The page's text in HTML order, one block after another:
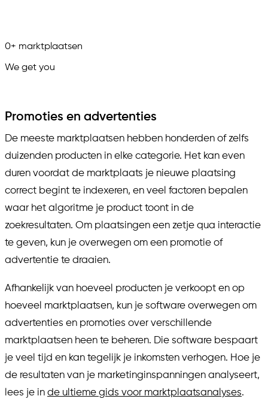
0+ marktplaatsen
We get you
Promoties en advertenties
De meeste marktplaatsen hebben honderden of zelfs
duizenden producten in elke categorie. Het kan even
duren voordat de marktplaats je nieuwe plaatsing
correct begint te indexeren, en veel factoren bepalen
waar het algoritme je product toont in de
zoekresultaten. Om plaatsingen een zetje qua interactie
te geven, kun je overwegen om een promotie of
advertentie te draaien.
Afhankelijk van hoeveel producten je verkoopt en op
hoeveel marktplaatsen, kun je software overwegen om
advertenties en promoties over verschillende
marktplaatsen heen te beheren. Die software bespaart
je veel tijd en kan tegelijk je inkomsten verhogen. Hoe je
de resultaten van je marketinginspanningen analyseert,
lees je in de ultieme gids voor marktplaatsanalyses.